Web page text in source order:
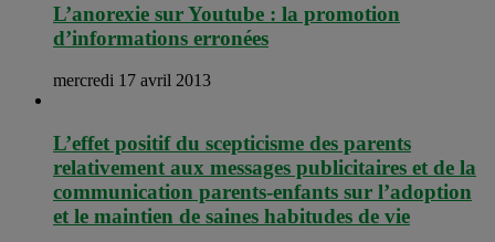
L’anorexie sur Youtube : la promotion
d’informations erronées
mercredi 17 avril 2013
L’effet positif du scepticisme des parents
relativement aux messages publicitaires et de la
communication parents-enfants sur l’adoption
et le maintien de saines habitudes de vie